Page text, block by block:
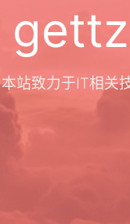
本站致力于IT相关